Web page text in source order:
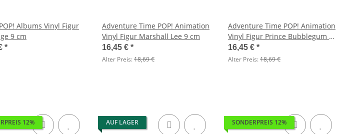
Albums Vinyl Figur
9 cm
*
Adventure Time POP! Animation
Vinyl Figur Marshall Lee 9 cm
16,45 € *
Alter Preis:18,69 €
Adventure Time POP! Animation
Vinyl Figur Prince Bubblegum 9
cm
16,45 € *
Alter Preis:18,69 €
12% AUF LAGER SONDERPREIS 12%